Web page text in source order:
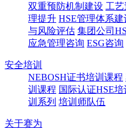
双重预防机制建设 工
理提升 HSE管理体系建
与风险评估 集团公司
应急管理咨询 ESG咨询
安全培训
NEBOSH证书培训课程
训课程 国际认证HSE培
训系列 培训师队伍
关于赛为